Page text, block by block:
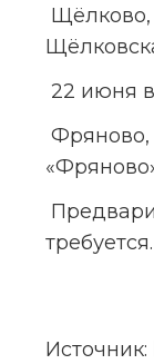
22 июня в